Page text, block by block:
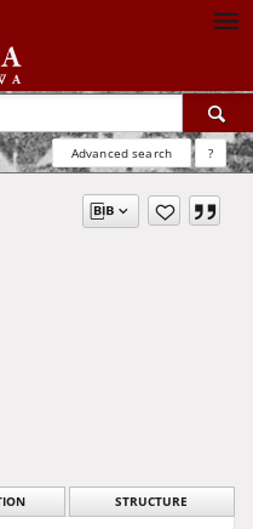
Advanced search ?
STRUCTURE